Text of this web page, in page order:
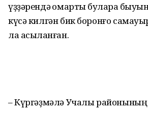
үҙҙәрендә ҡо­мартҡы булараҡ
күсә килгән бик боронғо
ла асыҡланған.
– Күргәҙмәлә Учалы